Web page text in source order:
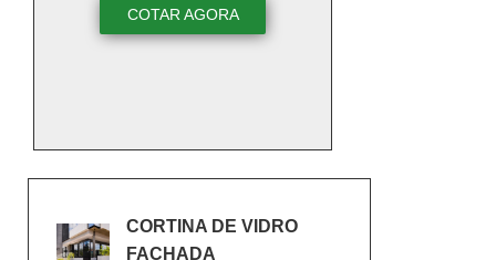
COTAR AGORA
CORTINA DE VIDRO
FACHADA